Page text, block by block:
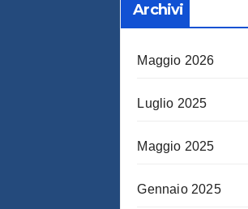
Archivi
Maggio 2026
Luglio 2025
Maggio 2025
Gennaio 2025